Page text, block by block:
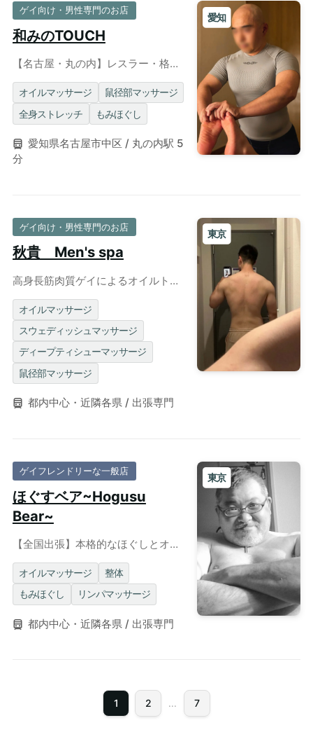
愛知
ゲイ向け・男性専門のお店
和みのTOUCH
【名古屋・丸の内】レスラー・格闘
イマッサージ◎個室完備
オイルマッサージ
鼠径部マッサージ
全身ストレッチ
もみほぐし
愛知県名古屋市中区 / 丸の内駅 5
分
東京
ゲイ向け・男性専門のお店
秋貴 Men's spa
高身長筋肉質ゲイによるオイルトリ
オイルマッサージ
スウェディッシュマッサージ
ディープティシューマッサージ
鼠径部マッサージ
都内中心・近隣各県 / 出張専門
東京
ゲイフレンドリーな一般店
ほぐすベア~Hogusu
Bear~
【全国出張】本格的なほぐしとオイ
イケオジの手技を堪能下さい。
オイルマッサージ
整体
もみほぐし
リンパマッサージ
都内中心・近隣各県 / 出張専門
1 2 ... 7